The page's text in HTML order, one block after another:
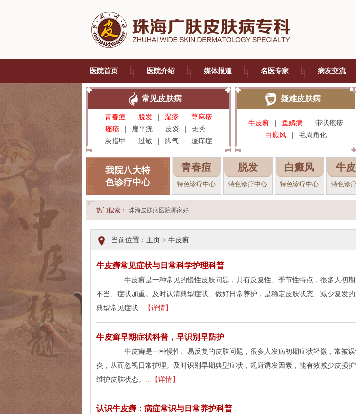
医院首页 医院介绍 媒体报道 名医专家 病友交流
常见皮肤病
青春痘 脱发 湿疹
荨麻疹
痤疮
扁平疣 皮炎
斑秃
灰指甲
过敏 脚气 瘙痒症
疑难皮肤病
牛皮癣 鱼鳞病
带状疱疹
白癜风
毛周角化
我院八大特
色诊疗中心
青春痘
特色诊疗中心
脱发
特色诊疗中心
白癜风
特色诊疗中心
牛
特色诊
热门搜索： 珠海皮肤病医院哪家好
当前位置： 主页 > 牛皮癣
牛皮癣常见症状与日常科学护理科普
牛皮癣是一种常见的慢性皮肤问题，具有反复性、季节性特点，很多人初期
不当、症状加重。及时认清典型症状、做好日常养护，是稳定皮肤状态、减少复
典型常见症状...【详情】
牛皮癣早期症状科普，早识别早防护
牛皮癣是一种慢性、易反复的皮肤问题，很多人发病初期症状轻微，常被误
炎，从而忽视日常护理。及时识别早期典型症状，规避诱发因素，能有效减少皮损
维护皮肤状态。 ...【详情】
认识牛皮癣：病症常识与日常养护科普